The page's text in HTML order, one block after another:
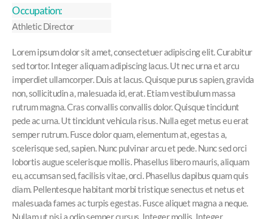
Occupation:
Athletic Director
Lorem ipsum dolor sit amet, consectetuer adipiscing elit. Curabitur
sed tortor. Integer aliquam adipiscing lacus. Ut nec urna et arcu
imperdiet ullamcorper. Duis at lacus. Quisque purus sapien, gravida
non, sollicitudin a, malesuada id, erat. Etiam vestibulum massa
rutrum magna. Cras convallis convallis dolor. Quisque tincidunt
pede ac urna. Ut tincidunt vehicula risus. Nulla eget metus eu erat
semper rutrum. Fusce dolor quam, elementum at, egestas a,
scelerisque sed, sapien. Nunc pulvinar arcu et pede. Nunc sed orci
lobortis augue scelerisque mollis. Phasellus libero mauris, aliquam
eu, accumsan sed, facilisis vitae, orci. Phasellus dapibus quam quis
diam. Pellentesque habitant morbi tristique senectus et netus et
malesuada fames ac turpis egestas. Fusce aliquet magna a neque.
Nullam ut nisi a odio semper cursus. Integer mollis. Integer